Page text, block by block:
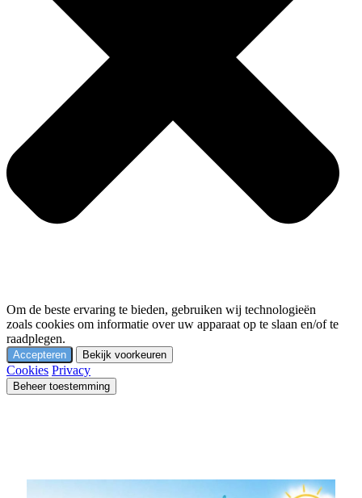
Om de beste ervaring te bieden, gebruiken wij technologieën
zoals cookies om informatie over uw apparaat op te slaan en/of te
raadplegen.
Accepteren Bekijk voorkeuren
Cookies Privacy
Beheer toestemming